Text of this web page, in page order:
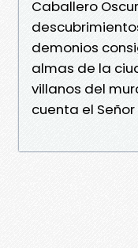
Caballero
demonios
almas de la
villanos del
cuenta el